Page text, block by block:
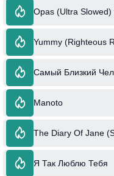
Opas (Ultra
Yummy (Righteous
Самый Близкий
Manoto
The Diary Of Jane
Я Так Люблю Тебя